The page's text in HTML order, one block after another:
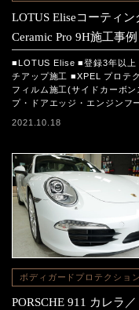
LOTUS Eliseコーティン
Ceramic Pro 9H施工事例
■LOTUS Elise ■登録3年以上
チアップ施工 ■XPEL プロテ
フィルム施工(サイドカーボン
プ・ドアエッジ・エンジンフ
2021.10.18
ボディガードプロテクション
PORSCHE 911 カレラ／